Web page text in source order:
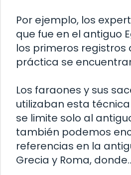
Por ejemplo, los
que fue en el antiguo
los primeros registros
práctica se
Los faraones y sus
utilizaban esta
se limite solo al
también podemos
referencias en la
Grecia y Roma,